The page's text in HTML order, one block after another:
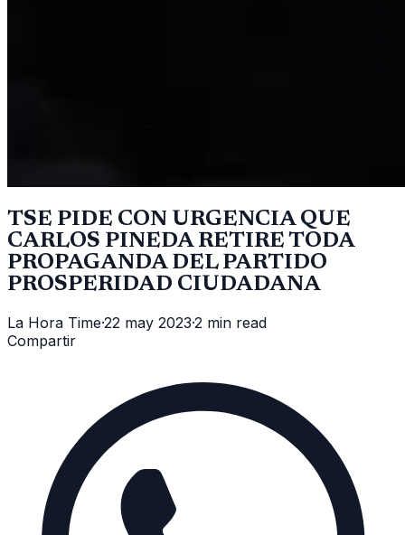
TSE PIDE CON URGENCIA QUE
CARLOS PINEDA RETIRE TODA
PROPAGANDA DEL PARTIDO
PROSPERIDAD CIUDADANA
La Hora Time·22 may 2023·2 min read
Compartir